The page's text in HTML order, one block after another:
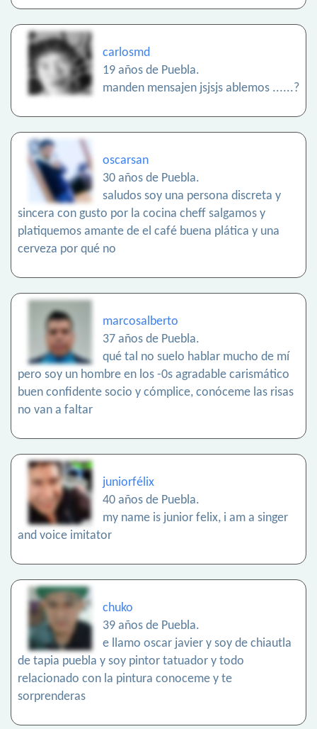
carlosmd
19 años de Puebla.
manden mensajen jsjsjs ablemos ......?
oscarsan
30 años de Puebla.
saludos soy una persona discreta y
sincera con gusto por la cocina cheff salgamos y
platiquemos amante de el café buena plática y una
cerveza por qué no
marcosalberto
37 años de Puebla.
qué tal no suelo hablar mucho de mí
pero soy un hombre en los -0s agradable carismático
buen confidente socio y cómplice, conóceme las risas
no van a faltar
juniorfélix
40 años de Puebla.
my name is junior felix, i am a singer
and voice imitator
chuko
39 años de Puebla.
e llamo oscar javier y soy de chiautla
de tapia puebla y soy pintor tatuador y todo
relacionado con la pintura conoceme y te
sorprenderas